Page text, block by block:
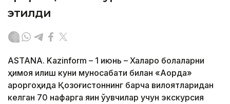
этилди
ASTANA. Kazinform – 1 июнь – Халқаро болаларни
ҳимоя қилиш куни муносабати билан «Ақорда»
қароргоҳида Қозоғистоннинг барча вилоятларидан
келган 70 нафарга яқин ўқувчилар учун экскурсия